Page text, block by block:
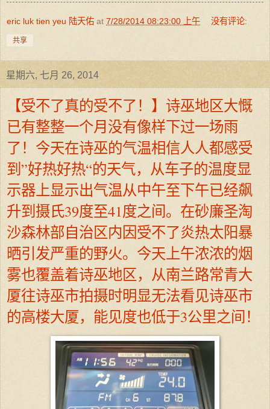
eric luk tien yeu 陆天佑 at 7/28/2014 08:23:00 上午 没有评论:
共享
星期六, 七月 26, 2014
【受不了真的受不了！】诗巫地区大慨
已有整整一个月没有像样下过一场雨
了！今天在诗巫的气温相信人人都感受
到”好热好热“的天气，从车子的温度显
示器上显示出气温从中午至下午已经飙
升到摄氏39度至41度之间。在砂廉圣淘
沙森林部自治区内因受不了炎热太阳暴
晒引发严重的野火。今天上午浓浓的烟
雾也覆盖着诗巫地区，从南兰路常青大
厦往诗巫市拍摄时明显无法看见诗巫市
的高楼大厦，能见度也低于3公里之间！